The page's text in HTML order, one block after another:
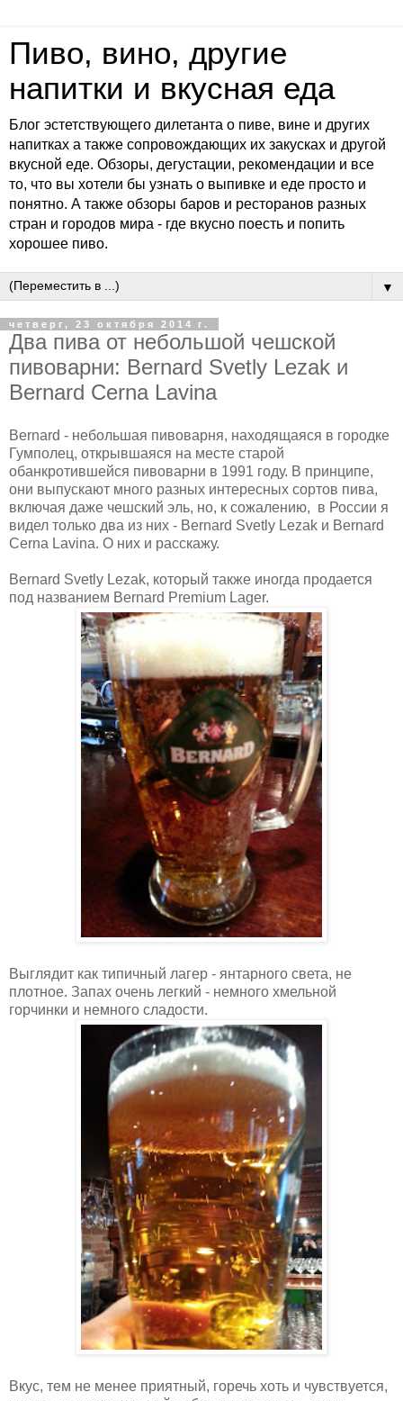
Пиво, вино, другие
напитки и вкусная еда
Блог эстетствующего дилетанта о пиве, вине и других
напитках а также сопровождающих их закусках и другой
вкусной еде. Обзоры, дегустации, рекомендации и все
то, что вы хотели бы узнать о выпивке и еде просто и
понятно. А также обзоры баров и ресторанов разных
стран и городов мира - где вкусно поесть и попить
хорошее пиво.
▼
четверг, 23 октября 2014 г.
Два пива от небольшой чешской
пивоварни: Bernard Svetly Lezak и
Bernard Cerna Lavina
Bernard - небольшая пивоварня, находящаяся в городке
Гумполец, открывшаяся на месте старой
обанкротившейся пивоварни в 1991 году. В принципе,
они выпускают много разных интересных сортов пива,
включая даже чешский эль, но, к сожалению, в России я
видел только два из них - Bernard Svetly Lezak и Bernard
Cerna Lavina. О них и расскажу.
Bernard Svetly Lezak, который также иногда продается
под названием Bernard Premium Lager.
Выглядит как типичный лагер - янтарного света, не
плотное. Запах очень легкий - немного хмельной
горчинки и немного сладости.
Вкус, тем не менее приятный, горечь хоть и чувствуется,